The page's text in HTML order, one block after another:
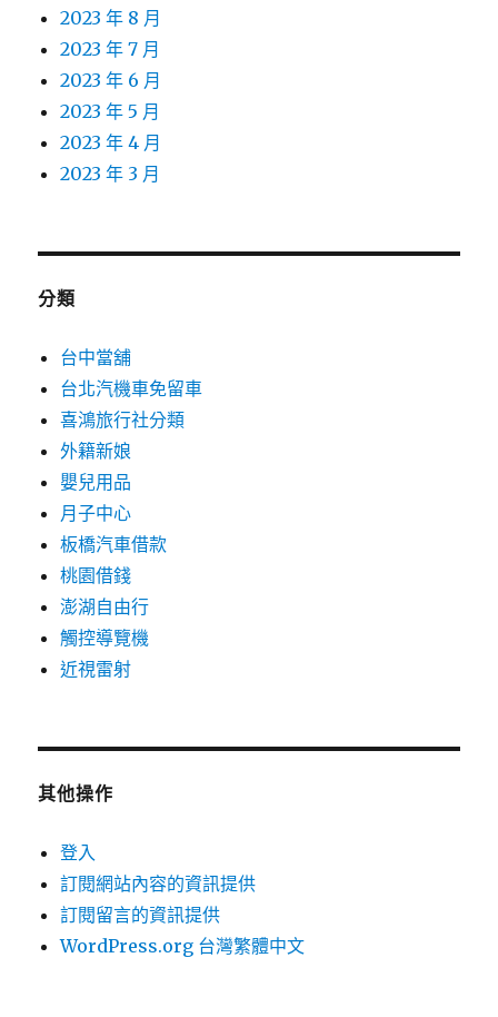
2023 年 8 月
2023 年 7 月
2023 年 6 月
2023 年 5 月
2023 年 4 月
2023 年 3 月
分類
台中當舖
台北汽機車免留車
喜鴻旅行社分類
外籍新娘
嬰兒用品
月子中心
板橋汽車借款
桃園借錢
澎湖自由行
觸控導覽機
近視雷射
其他操作
登入
訂閱網站內容的資訊提供
訂閱留言的資訊提供
WordPress.org 台灣繁體中文